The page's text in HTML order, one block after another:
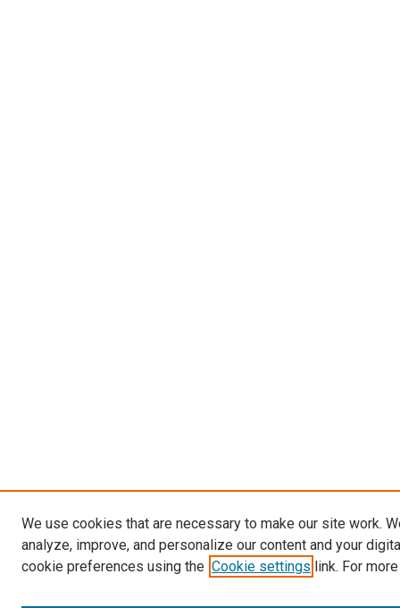
We use cookies that are necessary to make our site work.
analyze, improve, and personalize our content and your
cookie preferences using the Cookie settings link. For